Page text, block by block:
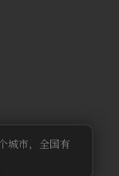
城市，全国有